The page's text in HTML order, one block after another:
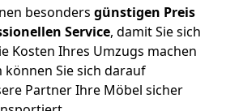
besonders günstigen Preis
Service, damit Sie sich
Kosten Ihres Umzugs machen
können Sie sich darauf
Partner Ihre Möbel sicher